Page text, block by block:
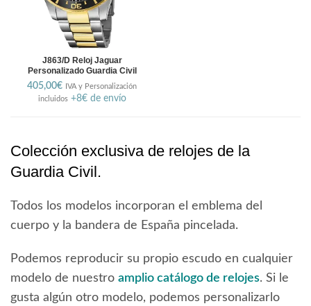
J863/D Reloj Jaguar
Personalizado Guardia Civil
405,00€
IVA y Personalización
incluidos +8€ de envío
Colección exclusiva de relojes de la
Guardia Civil.
Todos los modelos incorporan el emblema del
cuerpo y la bandera de España pincelada.
Podemos reproducir su propio escudo en cualquier
modelo de nuestro amplio catálogo de relojes. Si le
gusta algún otro modelo, podemos personalizarlo